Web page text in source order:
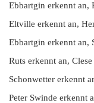
Ebbartgin erkennt an,
Eltville erkennt an,
Ebbartgin erkennt an,
Ruts erkennt an,
Schonwetter erkennt
Peter Swinde erkennt